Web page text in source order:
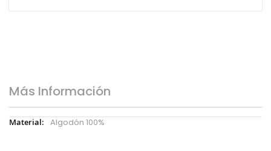
Más Información
Más
Algodón 100%